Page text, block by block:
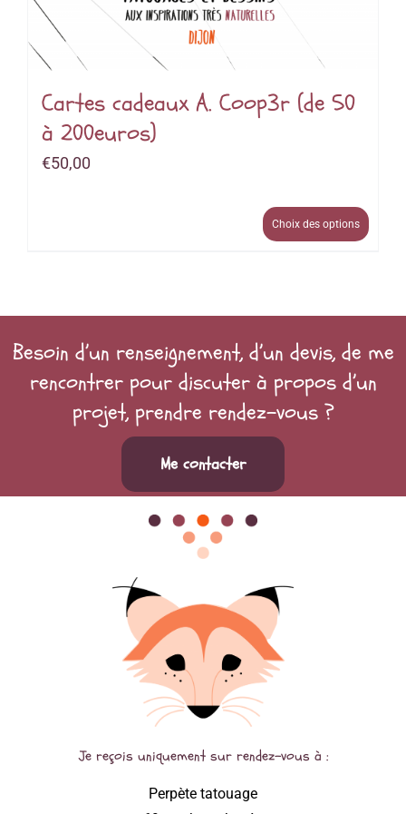
Cartes cadeaux A. Coop3r (de 50
à 200euros)
€50,00
Choix des options
Besoin d’un renseignement, d’un devis, de me
rencontrer pour discuter à propos d’un
projet, prendre rendez-vous ?
Me contacter
Je reçois uniquement sur rendez-vous à :
Perpète tatouage